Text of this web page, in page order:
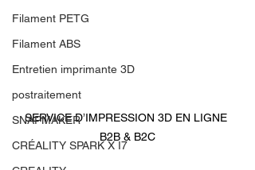
Filament PETG
Filament ABS
Entretien imprimante 3D
postraitement
SNAPMAKER
CRÉALITY SPARK X I7
SERVICE D’IMPRESSION 3D EN LIGNE
B2B & B2C